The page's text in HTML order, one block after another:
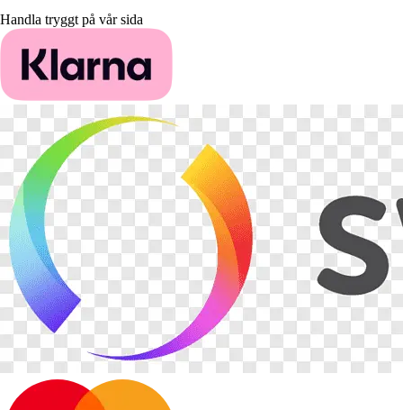
Handla tryggt på vår sida